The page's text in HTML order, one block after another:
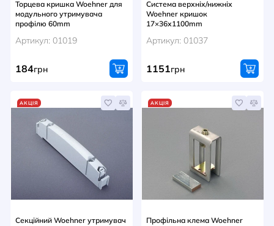
Торцева кришка Woehner для
модульного утримувача
профілю 60mm
Артикул: 01019
184грн
Система верхніх/нижніх
Woehner кришок
17×36х1100mm
Артикул: 01037
1151грн
АКЦІЯ
Секційний Woehner утримувач
АКЦІЯ
Профільна клема Woehner